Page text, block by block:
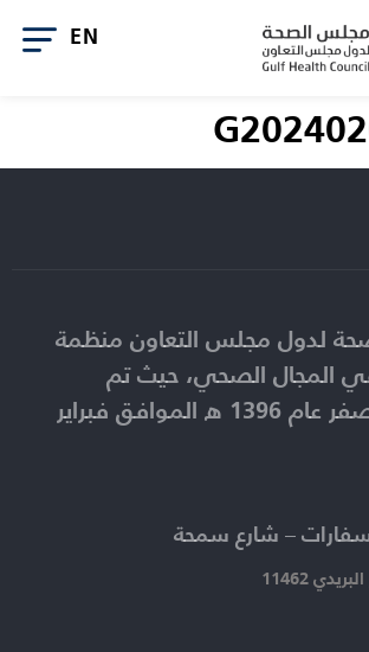
– شارع سمحة​
لدول مجلس التعاون منظمة
في المجال الصحي، حيث تم
تأسيسه في صفر عام 1396 ه الموافق فبراير